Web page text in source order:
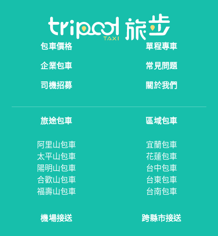
包車價格
單程專車
企業包車
常見問題
司機招募
關於我們
旅途包車
阿里山包車
太平山包車
陽明山包車
合歡山包車
福壽山包車
區域包車
宜蘭包車
花蓮包車
台中包車
台東包車
台南包車
機場接送 跨縣市接送